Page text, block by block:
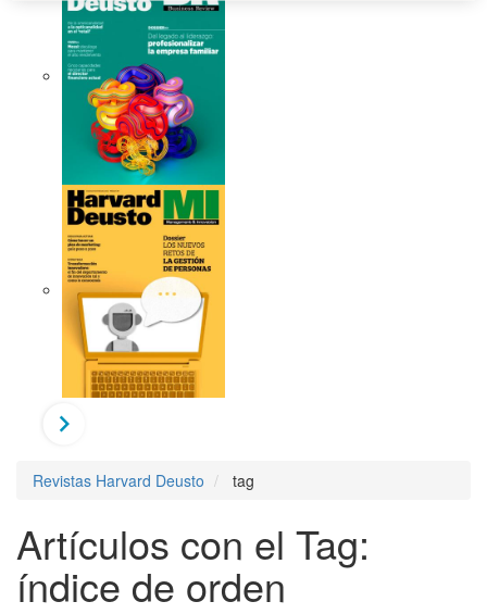
Revistas Harvard Deusto tag
Artículos con el Tag:
índice de orden